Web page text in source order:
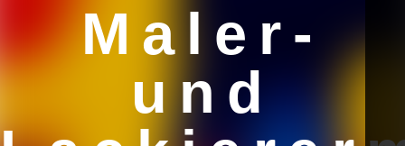
Maler-
und